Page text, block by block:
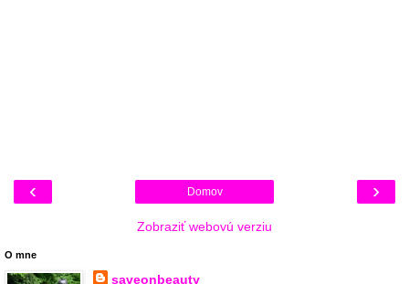
‹ ›
Domov
Zobraziť webovú verziu
O mne
saveonbeauty